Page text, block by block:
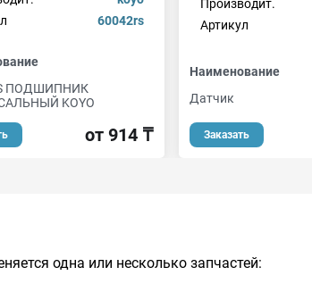
60042rs
ПОДШИПНИК
KOYO
от 914 ₸
Производит.
Артикул
Наименование
Датчик
Заказать
одна или несколько запчастей: